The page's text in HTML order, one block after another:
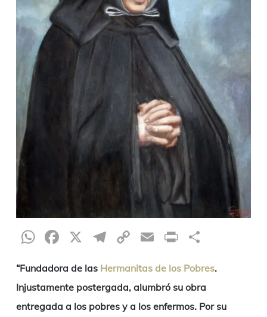
WhatsApp
Facebook
X Telegram
CopyEmailPrint
“Fundadora de las Hermanitas de los Pobres.
Injustamente postergada, alumbró su obra
entregada a los pobres y a los enfermos. Por su